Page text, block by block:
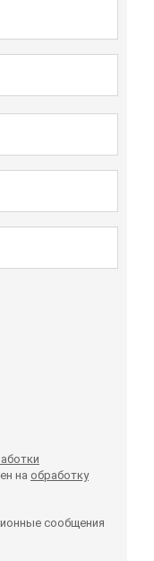
на обработку
сообщения